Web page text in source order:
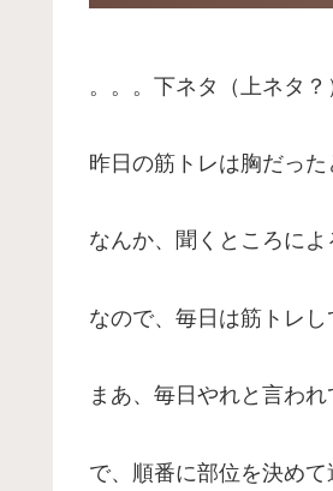
。。。下ネタ（上ネタ
昨日の筋トレは胸だった
なんか、聞くところに
なので、毎日は筋トレし
まあ、毎日やれと言わ
で、順番に部位を決めて